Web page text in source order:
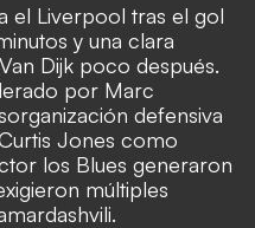
el Liverpool tras el gol
y una clara
Dijk poco después.
por Marc
defensiva
Jones como
los Blues generaron
múltiples